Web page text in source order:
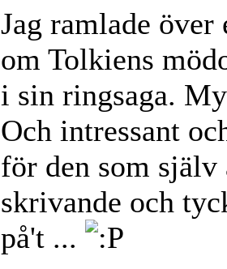
Jag ramlade
om Tolkiens
i sin ringsaga.
Och intressant
för den som
skrivande och
på't ...